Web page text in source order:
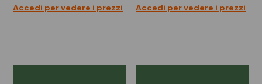
Accedi per vedere i prezzi Accedi per vedere i prezzi